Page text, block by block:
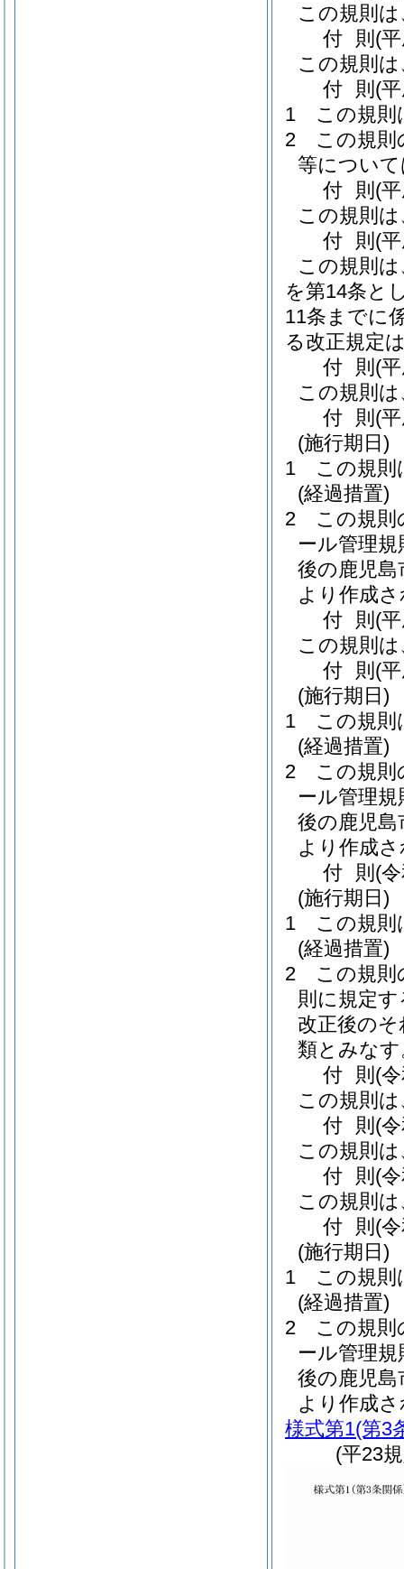
この規則
付 則 (
この規則
付 則 (
1
この規則
2
この規則
等につい
付 則 (
この規則
付 則 (
この規則
を第14条と
11条までに
る改正規定
付 則 (
この規則
付 則 (
(施行期日)
1
この規則
(経過措置)
2
この規則
ール管理
後の鹿児
より作成
付 則 (
この規則
付 則 (
(施行期日)
1
この規則
(経過措置)
2
この規則
ール管理
後の鹿児
より作成
付 則 (
(施行期日)
1
この規則
(経過措置)
2
この規
則に規定
改正後の
類とみなす
付 則 (
この規則
付 則 (
この規則
付 則 (
この規則
付 則 (
(施行期日)
1
この規則
(経過措置)
2
この規則
ール管理
後の鹿児
より作成
様式第1(第3
(平23